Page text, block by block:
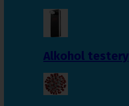
Alkohol testery